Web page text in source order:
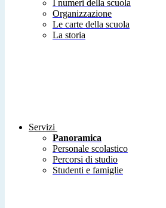
I numeri della scuola
Organizzazione
Le carte della scuola
La storia
Servizi
Panoramica
Personale scolastico
Percorsi di studio
Studenti e famiglie